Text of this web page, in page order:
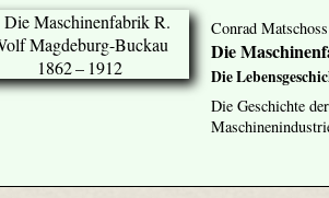
Conrad Matschoss
Die
Die
Die Geschichte